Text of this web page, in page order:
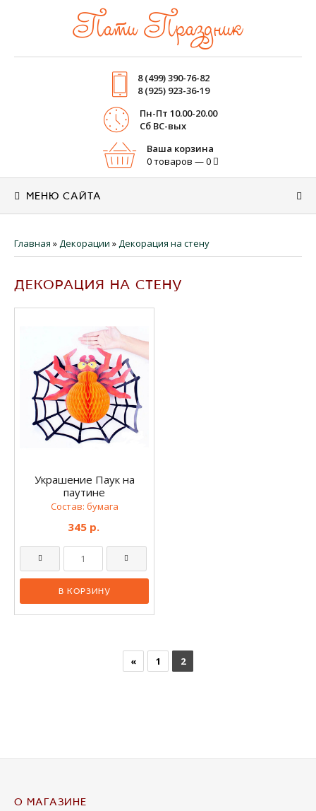
Пати Праздник
8 (499) 390-76-82
8 (925) 923-36-19
Пн-Пт 10.00-20.00
Cб ВС-вых
Ваша корзина
0 товаров — 0
МЕНЮ САЙТА
Главная »Декорации »Декорация на стену
ДЕКОРАЦИЯ НА СТЕНУ
Украшение Паук на
паутине
Состав: бумага
345 р.
« 1 2
О МАГАЗИНЕ